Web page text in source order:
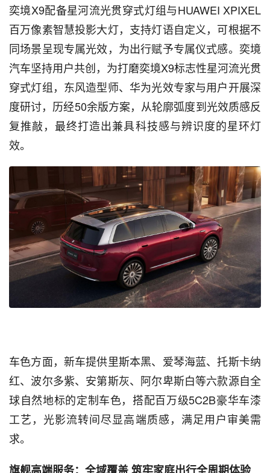
奕境X9配备星河流光贯穿式灯组与HUAWEI XPIXEL
百万像素智慧投影大灯，支持灯语自定义，可根据不
同场景呈现专属光效，为出行赋予专属仪式感。奕境
汽车坚持用户共创，为打磨奕境X9标志性星河流光贯
穿式灯组，东风造型师、华为光效专家与用户开展深
度研讨，历经50余版方案，从轮廓弧度到光效质感反
复推敲，最终打造出兼具科技感与辨识度的星环灯
效。
车色方面，新车提供里斯本黑、爱琴海蓝、托斯卡纳
红、波尔多紫、安第斯灰、阿尔卑斯白等六款源自全
球自然地标的定制车色，搭配百万级5C2B豪华车漆
工艺，光影流转间尽显高端质感，满足用户审美需
求。